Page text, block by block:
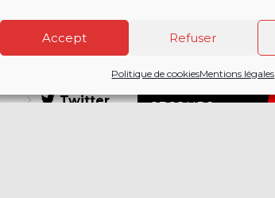
Accept Refuser
Politique de cookiesMentions légales
Twitter
SECOURS